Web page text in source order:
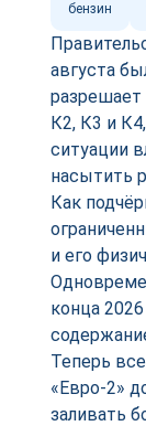
бензин
августа
разрешает
К2, К3 и
ситуации
насытить
Как
и его
конца
Теперь
«Евро-2»
заливать